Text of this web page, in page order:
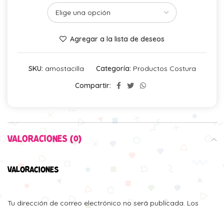
Agregar a la lista de deseos
SKU: amostacilla Categoría: Productos Costura
Compartir:
VALORACIONES (0)
VALORACIONES
Tu dirección de correo electrónico no será publicada. Los